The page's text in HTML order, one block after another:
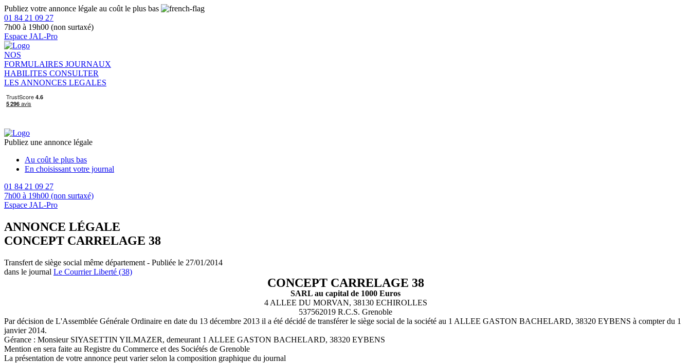
Publiez votre annonce légale au coût le plus bas
01 84 21 09 27
7h00 à 19h00 (non surtaxé)
Espace JAL-Pro
NOS
FORMULAIRES JOURNAUX
HABILITES CONSULTER
LES ANNONCES LEGALES
Publiez une annonce légale
Au coût le plus bas
En choisissant votre journal
01 84 21 09 27
7h00 à 19h00 (non surtaxé)
Espace JAL-Pro
ANNONCE LÉGALE
CONCEPT CARRELAGE 38
Transfert de siège social même département - Publiée le 27/01/2014
dans le journal Le Courrier Liberté (38)
CONCEPT CARRELAGE 38
SARL au capital de 1000 Euros
4 ALLEE DU MORVAN, 38130 ECHIROLLES
537562019 R.C.S. Grenoble
Par décision de L'Assemblée Générale Ordinaire en date du 13 décembre 2013 il a été décidé de transférer le siège social de la société au 1 ALLEE GASTON BACHELARD, 38320 EYBENS à compter du 1
janvier 2014.
Gérance : Monsieur SIYASETTIN YILMAZER, demeurant 1 ALLEE GASTON BACHELARD, 38320 EYBENS
Mention en sera faite au Registre du Commerce et des Sociétés de Grenoble
La présentation de votre annonce peut varier selon la composition graphique du journal